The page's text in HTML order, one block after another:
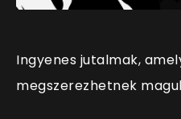
Ingyenes jutalmak,
megszerezhetnek